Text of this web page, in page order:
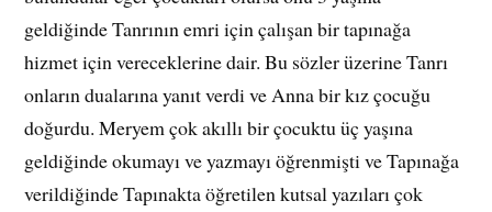
geldiğinde Tanrının emri için çalışan bir tapınağa
hizmet için vereceklerine dair. Bu sözler üzerine Tanrı
onların dualarına yanıt verdi ve Anna bir kız çocuğu
doğurdu. Meryem çok akıllı bir çocuktu üç yaşına
geldiğinde okumayı ve yazmayı öğrenmişti ve Tapınağa
verildiğinde Tapınakta öğretilen kutsal yazıları çok